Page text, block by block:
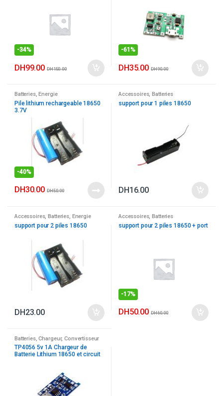
-34%
DH99.00 DH150.00
-61%
DH35.00 DH90.00
Batteries, Energie
Pile lithium rechargeable 18650
3.7V
-40%
DH30.00 DH50.00
Accessoires, Batteries
support pour 1 piles 18650
DH16.00
Accessoires,Batteries, Energie
support pour 2 piles 18650
DH23.00
Accessoires,Batteries
support pour 2 piles 18650 + port
-17%
DH50.00 DH60.00
Batteries,Chargeur,Convertisseur
AC - DC, Energie,Module
TP4056 5v 1A Chargeur de
Batterie Lithium 18650 et circuit